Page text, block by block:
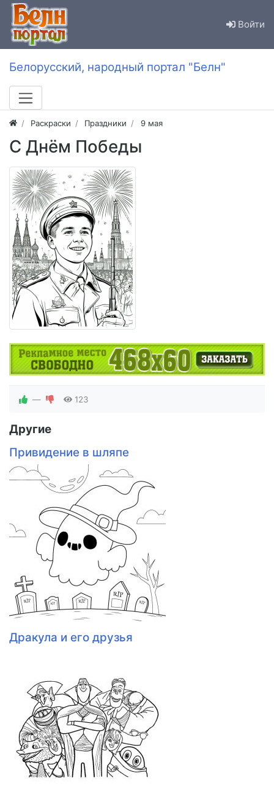
Войти
Белорусский, народный портал "Белн"
Раскраски Праздники 9 мая
С Днём Победы
— 123
Другие
Привидение в шляпе
Дракула и его друзья